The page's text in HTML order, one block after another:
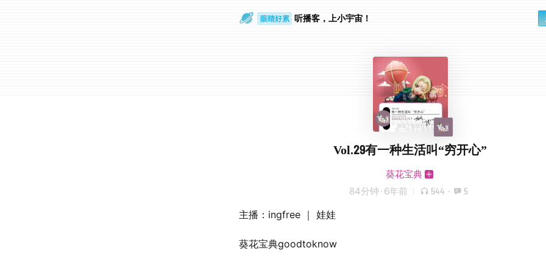
眼睛好累 听播客，上小宇宙！
Vol.29有一种生活叫“穷开心”
葵花宝典
84分钟 · 6年前 544 · 5
主播：ingfree ｜ 娃娃
葵花宝典goodtoknow